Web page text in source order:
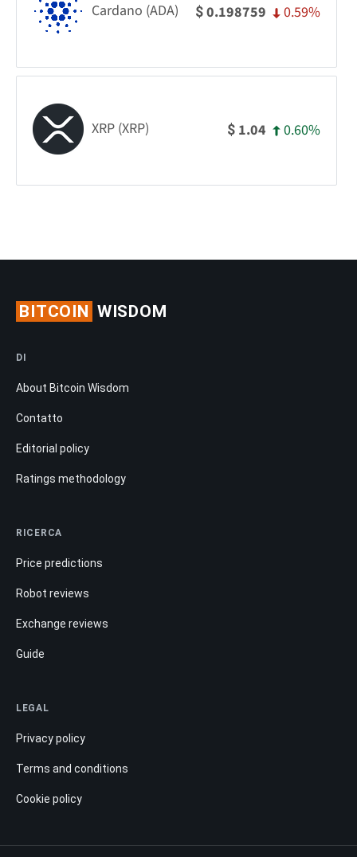
Cardano (ADA) $0.198759 0.59%
XRP (XRP) $ 1.04 0.60%
BITCOIN WISDOM
DI
About Bitcoin Wisdom
Contatto
Editorial policy
Ratings methodology
RICERCA
Price predictions
Robot reviews
Exchange reviews
Guide
LEGAL
Privacy policy
Terms and conditions
Cookie policy